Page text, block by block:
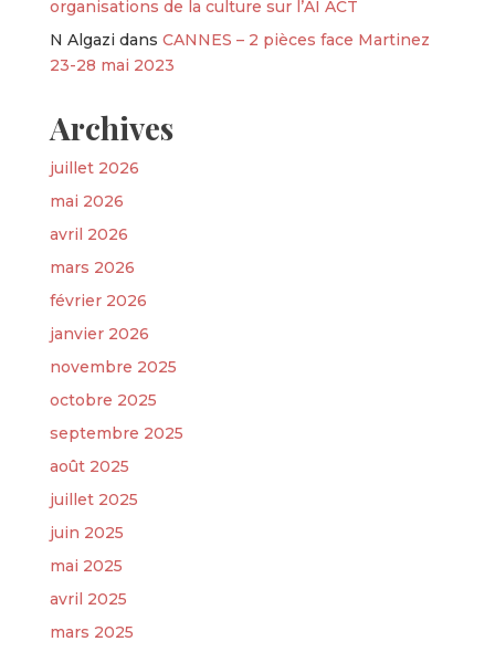
organisations de la culture sur l’AI ACT
N Algazi dans CANNES – 2 pièces face Martinez
23-28 mai 2023
Archives
juillet 2026
mai 2026
avril 2026
mars 2026
février 2026
janvier 2026
novembre 2025
octobre 2025
septembre 2025
août 2025
juillet 2025
juin 2025
mai 2025
avril 2025
mars 2025